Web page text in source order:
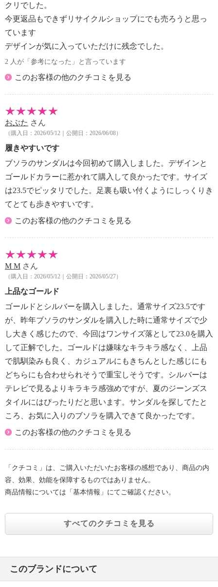
クリでした。
今更返品もできずリサイクルショップにでも売ろうと思っ
ています
デザインが気に入っていただけに残念でした。
2 人が「参考になった」と言っています
このお客様の他のクチコミを見る
おぶた さん
（購入日：2026/05/12｜公開日：2026/06/08）
履きやすいです
ブソラのサンダルは今回初めて購入しました。デザインと
ゴールドカラーに惹かれて購入して良かったです。サイズ
は23.5でピッタリでした。足裏も吸い付くようにしっくりき
てとても歩きやすいです。
このお客様の他のクチコミを見る
M M さん
（購入日：2026/05/12｜公開日：2026/05/27）
上品なゴールド
ゴールドとシルバーを購入しました。通常サイズ23.5です
が、昨年ブソラのサンダルを購入した時に通常サイズで少
し大きく感じたので、今回はワンサイズ落として23.0を購入
して正解でした。ゴールドは嫌味なキラキラ感なく、上品
で肌馴染みも良く、カジュアルにもきちんとした感じにも
どちらにも合わせられそうで重宝しそうです。シルバーは
テレビで見るよりキラキラ感強めですが、夏のジーンズス
タイルにはぴったりだと思います。サンダルを探してたと
ころ、お気に入りのブソラを購入できて良かったです。
このお客様の他のクチコミを見る
「クチコミ」は、ご購入いただいたお客様の感想であり、商品の内
容、効果、効能を保障するものではありません。
商品情報については「基本情報」にてご確認ください。
すべてのクチコミを見る
このブランドについて